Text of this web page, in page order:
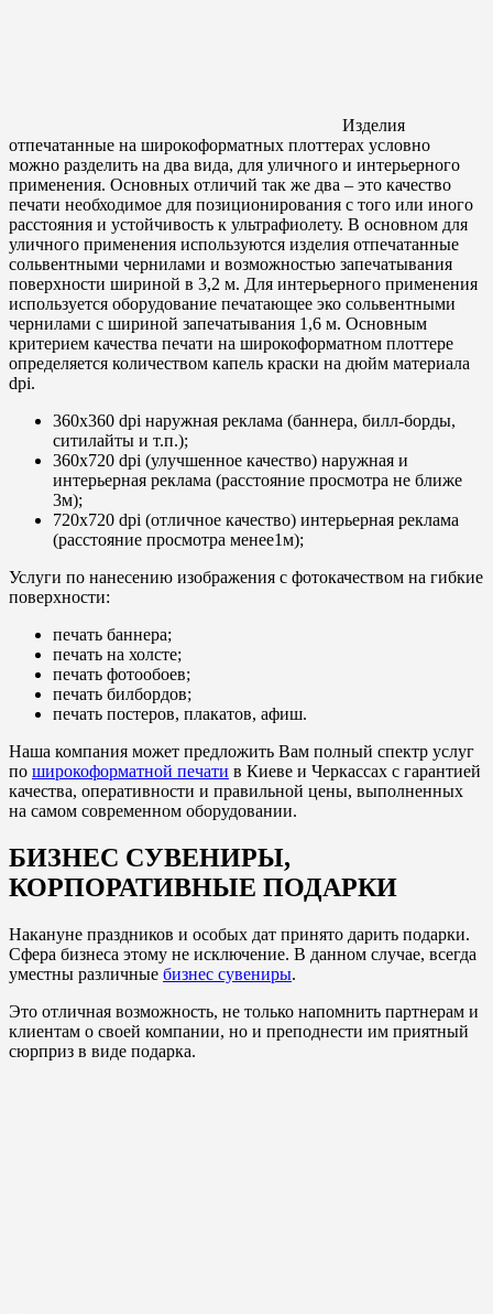
Изделия
отпечатанные на широкоформатных плоттерах условно
можно разделить на два вида, для уличного и интерьерного
применения. Основных отличий так же два – это качество
печати необходимое для позиционирования с того или иного
расстояния и устойчивость к ультрафиолету. В основном для
уличного применения используются изделия отпечатанные
сольвентными чернилами и возможностью запечатывания
поверхности шириной в 3,2 м. Для интерьерного применения
используется оборудование печатающее эко сольвентными
чернилами с шириной запечатывания 1,6 м. Основным
критерием качества печати на широкоформатном плоттере
определяется количеством капель краски на дюйм материала
dpi.
360х360 dpi наружная реклама (баннера, билл-борды,
ситилайты и т.п.);
360х720 dpi (улучшенное качество) наружная и
интерьерная реклама (расстояние просмотра не ближе
3м);
720х720 dpi (отличное качество) интерьерная реклама
(расстояние просмотра менее1м);
Услуги по нанесению изображения с фотокачеством на гибкие
поверхности:
печать баннера;
печать на холсте;
печать фотообоев;
печать билбордов;
печать постеров, плакатов, афиш.
Наша компания может предложить Вам полный спектр услуг
по широкоформатной печати в Киеве и Черкассах с гарантией
качества, оперативности и правильной цены, выполненных
на самом современном оборудовании.
БИЗНЕС СУВЕНИРЫ,
КОРПОРАТИВНЫЕ ПОДАРКИ
Накануне праздников и особых дат принято дарить подарки.
Сфера бизнеса этому не исключение. В данном случае, всегда
уместны различные бизнес сувениры.
Это отличная возможность, не только напомнить партнерам и
клиентам о своей компании, но и преподнести им приятный
сюрприз в виде подарка.